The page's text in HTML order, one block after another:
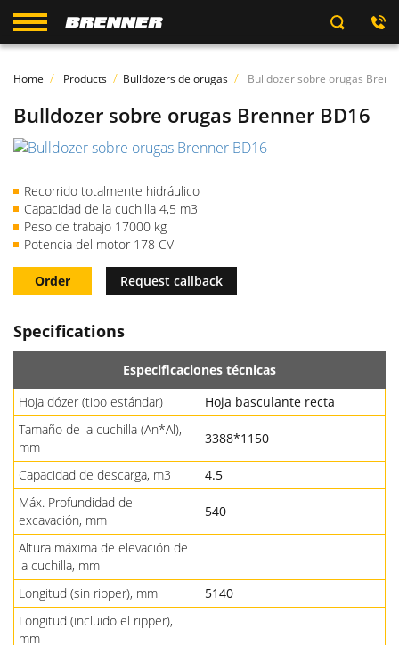
Home Products Bulldozers de orugas Bulldozer sobre orugas
Bulldozer sobre orugas Brenner BD16
Recorrido totalmente hidráulico
Capacidad de la cuchilla 4,5 m3
Peso de trabajo 17000 kg
Potencia del motor 178 CV
Order Request callback
Specifications
Especificaciones técnicas
Hoja dózer (tipo estándar)
Hoja basculante recta
Tamaño de la cuchilla (An*Al),
mm
3388*1150
Capacidad de descarga, m3
4.5
Máx. Profundidad de
excavación, mm
540
Altura máxima de elevación de
la cuchilla, mm
Longitud (sin ripper), mm
5140
Longitud (incluido el ripper),
mm